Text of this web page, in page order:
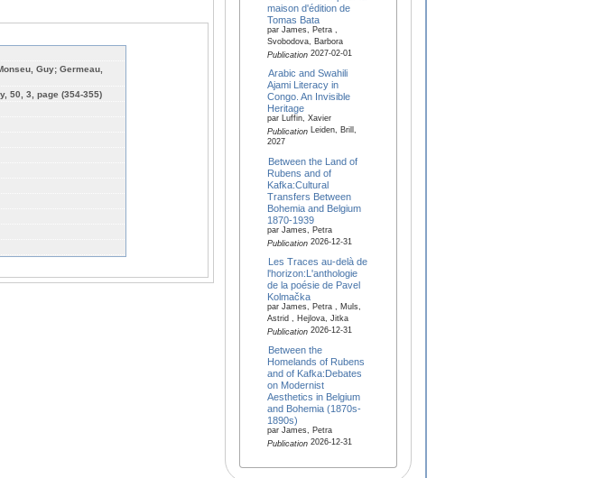
Guy; Germeau,
50, 3, page (354-355)
maison d'édition de
Tomas Bata
par James, Petra ,
Svobodova, Barbora
Publication2027-02-01
Arabic and Swahili
Ajami Literacy in
Congo. An Invisible
Heritage
par Luffin, Xavier
PublicationLeiden, Brill,
2027
Between the Land of
Rubens and of
Kafka:Cultural
Transfers Between
Bohemia and Belgium
1870-1939
par James, Petra
Publication2026-12-31
Les Traces au-delà de
l'horizon:L'anthologie
de la poésie de Pavel
Kolmačka
par James, Petra , Muls,
Astrid , Hejlova, Jitka
Publication2026-12-31
Between the
Homelands of Rubens
and of Kafka:Debates
on Modernist
Aesthetics in Belgium
and Bohemia (1870s-
1890s)
par James, Petra
Publication2026-12-31